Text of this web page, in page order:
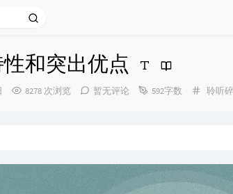
和突出优点
8278 次浏览 暂无评论 592字数
分
聆听